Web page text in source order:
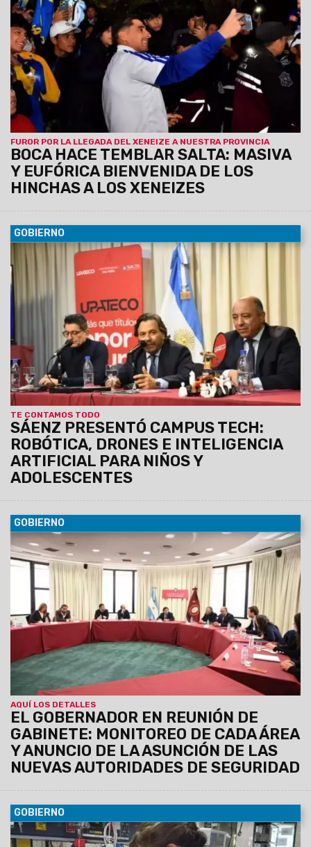
FUROR POR LA LLEGADA DEL XENEIZE A NUESTRA PROVINCIA
BOCA HACE TEMBLAR SALTA: MASIVA
Y EUFÓRICA BIENVENIDA DE LOS
HINCHAS A LOS XENEIZES
Martearena. Continúa la venta de entradas.
GOBIERNO
TE CONTAMOS TODO
SÁENZ PRESENTÓ CAMPUS TECH:
ROBÓTICA, DRONES E INTELIGENCIA
ARTIFICIAL PARA NIÑOS Y
ADOLESCENTES
07/07/2026 El Gobernador encabezó el lanzamiento del
programa, una iniciativa científica y tecnológica que se
desarrollará durante las vacaciones de invierno. Los talleres,
gratuitos y presenciales, se dictarán en la sede de Upateco y
en el Hub Tecnológico de Vaqueros.
GOBIERNO
AQUÍ LOS DETALLES
EL GOBERNADOR EN REUNIÓN DE
GABINETE: MONITOREO DE CADA ÁREA
Y ANUNCIO DE LA ASUNCIÓN DE LAS
NUEVAS AUTORIDADES DE SEGURIDAD
07/07/2026
En el encuentro de trabajo se confirmó que
hoy a las 10 en Casa de Gobierno, asumirá Nicolás
Avellaneda como ministro de Seguridad y Juan Ignacio
Vílchez en la Secretaría de Seguridad. "El Gobernador nos
exige estar cerca de la gente con un plan integral", dijo el jefe
de Gabinete tras la reunión.
GOBIERNO
06/07/2026 Entre enero y mayo, el servicio brindó 3541